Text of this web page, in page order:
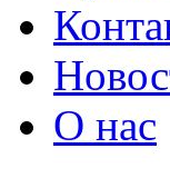
О нас